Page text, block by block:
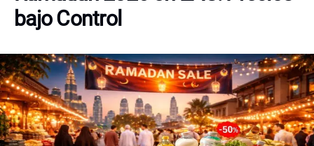
bajo Control